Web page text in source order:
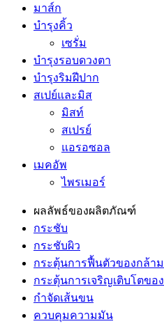
มาส์ก
บำรุงคิ้ว
เซรั่ม
บำรุงรอบดวงตา
บำรุงริมฝีปาก
สเปย์และมิส
มิสท์
สเปรย์
แอรอซอล
เมคอัพ
ไพรเมอร์
ผลลัพธ์ของผลิตภัณฑ์
กระชับ
กระชับผิว
กระตุ้นการฟื้นตัวของกล้าม
กระตุ้นการเจริญเติบโตขอ
กำจัดเส้นขน
ควบคุมความมัน